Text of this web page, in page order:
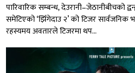
पारिवारिक सम्बन्ध, देउरानी–जेठानीबीचको
समेटिएको ‘झिँगेदाउ २’ को टिजर
रहस्यमय अवतारले टिजरमा थप...